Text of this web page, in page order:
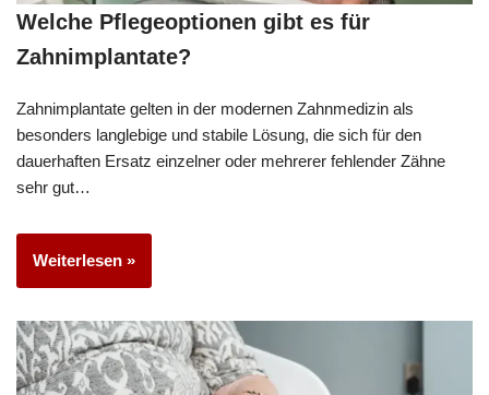
Welche Pflegeoptionen gibt es für
Zahnimplantate?
Zahnimplantate gelten in der modernen Zahnmedizin als
besonders langlebige und stabile Lösung, die sich für den
dauerhaften Ersatz einzelner oder mehrerer fehlender Zähne
sehr gut…
Weiterlesen »